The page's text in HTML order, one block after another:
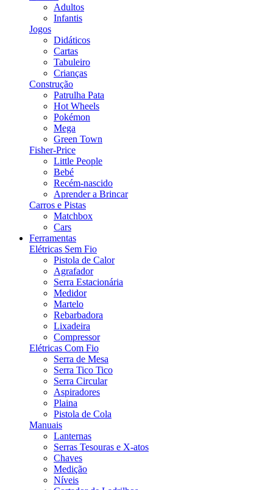
Adultos
Infantis
Jogos
Didáticos
Cartas
Tabuleiro
Crianças
Construção
Patrulha Pata
Hot Wheels
Pokémon
Mega
Green Town
Fisher-Price
Little People
Bebé
Recém-nascido
Aprender a Brincar
Carros e Pistas
Matchbox
Cars
Ferramentas
Elétricas Sem Fio
Pistola de Calor
Agrafador
Serra Estacionária
Medidor
Martelo
Rebarbadora
Lixadeira
Compressor
Elétricas Com Fio
Serra de Mesa
Serra Tico Tico
Serra Circular
Aspiradores
Plaina
Pistola de Cola
Manuais
Lanternas
Serras Tesouras e X-atos
Chaves
Medição
Níveis